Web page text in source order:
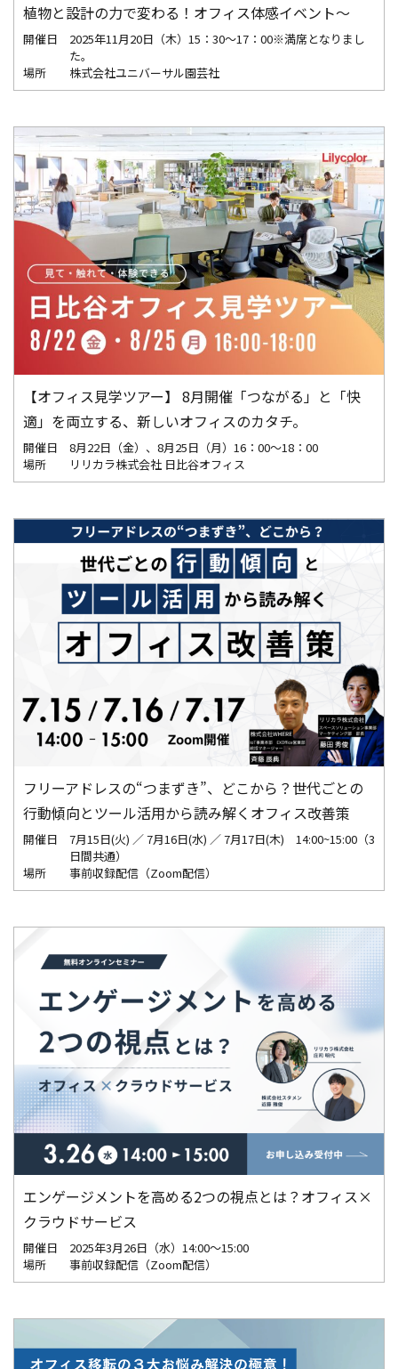
植物と設計の力で変わる！オフィス体感イベント～
開催日
2025年11月20日（木）15：30～17：00※満席となりまし
た。
場所
株式会社ユニバーサル園芸社
【オフィス見学ツアー】 8月開催「つながる」と「快
適」を両立する、新しいオフィスのカタチ。
開催日
8月22日（金）、8月25日（月）16：00～18：00
場所
リリカラ株式会社 日比谷オフィス
フリーアドレスの“つまずき”、どこから？世代ごとの
行動傾向とツール活用から読み解くオフィス改善策
開催日
7月15日(火) ／ 7月16日(水) ／ 7月17日(木) 14:00~15:00（3
日間共通）
場所
事前収録配信（Zoom配信）
エンゲージメントを高める2つの視点とは？オフィス×
クラウドサービス
開催日
2025年3月26日（水）14:00～15:00
場所
事前収録配信（Zoom配信）